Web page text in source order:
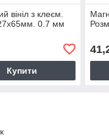
вініл з клеєм.
0.7 мм
Купити